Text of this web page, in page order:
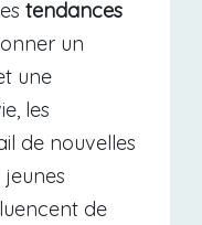
tendances
un
une
les
de nouvelles
jeunes
de